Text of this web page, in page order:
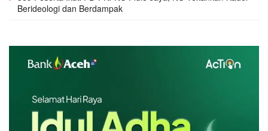
Berideologi dan Berdampak